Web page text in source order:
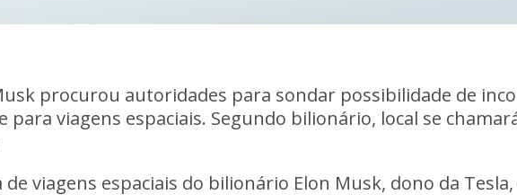
procurou autoridades para sondar possibilidade de
para viagens espaciais. Segundo bilionário, local se
de viagens espaciais do bilionário Elon Musk, dono da